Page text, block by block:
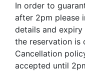
In order to
after 2pm please
details and
the reservation is
Cancellation
accepted until